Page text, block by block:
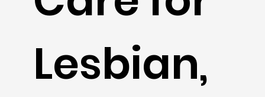
Lesbian,